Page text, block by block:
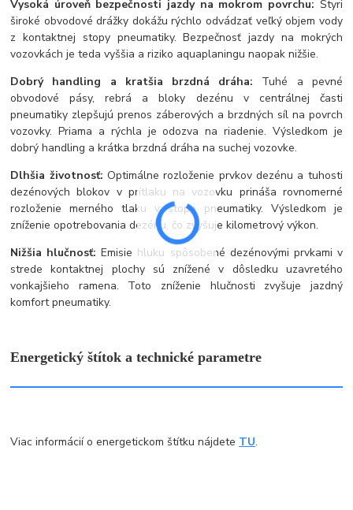
Vysoká úroveň bezpečnosti jazdy na mokrom povrchu: Štyri
široké obvodové drážky dokážu rýchlo odvádzať veľký objem vody
z kontaktnej stopy pneumatiky. Bezpečnosť jazdy na mokrých
vozovkách je teda vyššia a riziko aquaplaningu naopak nižšie.
Dobrý handling a kratšia brzdná dráha: Tuhé a pevné
obvodové pásy, rebrá a bloky dezénu v centrálnej časti
pneumatiky zlepšujú prenos záberových a brzdných síl na povrch
vozovky. Priama a rýchla je odozva na riadenie. Výsledkom je
dobrý handling a krátka brzdná dráha na suchej vozovke.
Dlhšia životnosť: Optimálne rozloženie prvkov dezénu a tuhosti
dezénových blokov v prítlaku na vozovku prináša rovnomerné
rozloženie merného tlaku v stope pneumatiky. Výsledkom je
zníženie opotrebovania dezénu, čo zvyšuje kilometrový výkon.
Nižšia hlučnosť: Emisie hluku spôsobené dezénovými prvkami v
strede kontaktnej plochy sú znížené v dôsledku uzavretého
vonkajšieho ramena. Toto zníženie hlučnosti zvyšuje jazdný
komfort pneumatiky.
Energetický štítok a technické parametre
Viac informácií o energetickom štítku nájdete TU.